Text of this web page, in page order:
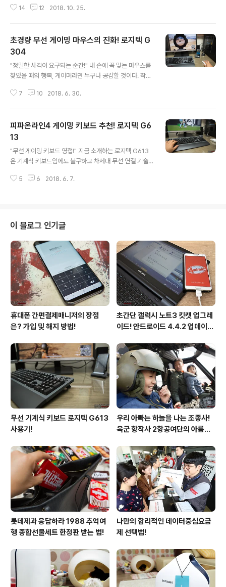
지 교체형 전자담배 브랜드 픽스(PHIX)이다. "스타일리쉬
통해 만날 수 있는 이색 공간이다. 평일, 주말을 가리지 않
조성되어 있는 스타에비뉴를 들어서면 롯데면세점 스타 모
델의 반가운 영상이 쉴 새 없이 재생된다. 특히 스타의 핸드
프린팅 조형물에 손을 대면 해당 스타의 영상이 자동 재생
되는 하이파이브 체험 공간의 인기가 대단하다. "좋아하는
스타와 교감하라!" BTS, EXO 등 K-POP 대표 스타들의
핸드프린팅은 내국인, 외국인을 가리지 않고 카메라를 꺼
14 12 2018. 10. 25.
초경량 무선 게이밍 마우스의 진화! 로지텍 G
304
"정밀한 사격이 요구되는 순간!" 내 손에 꼭 맞는 마우스를
찾았을 때의 행복, 게이머라면 누구나 공감할 것이다. 작년
있었다. 가볍고 손에 꽉 감치는 그립감과 군더더기 없는 디
로지텍 G304가 더 큰 행복감을 선사해준다. 출시와 동시
에 엄청난 인기를 보이고 있는 로지텍 G304는 로지텍 G
PRO와 동일한 디자인에 무선 지원과 차세대 HERO 센서
를 탑재해 한 단계 더 진화한 모델이다. 그럼 불구하고 가격
은 더 착해졌으니 사실상 인기는 따논 당상이다. "심플하지
만 강력한 게이밍 마우스!" 개인적으로 버튼이 많은 게이밍
7 10 2018. 6. 30.
피파온라인4 게이밍 키보드 추천! 로지텍 G6
13
"무선 게이밍 키보드 영접!" 지금 소개하는 로지텍 G613
은 기계식 키보드임에도 불구하고 차세대 무선 연결 기술
제공해 준다. 나아가 블루투스 연결까지 지원해 다양한 디
보도록 하겠다. "좌측에 위치한 6개의 G키!" 일반적인 키
보드와 달리 로지텍 G613은 좌측에 프로그래밍이 가능한
6개의 G키가 자리하고 있다. 로지텍 게임 소프트웨어를 통
해 각 게임별 매크로를 설정할 수 있는데 생각보다 엄청 유
용하다. 예를 들어 배틀그라운드의 경우 지도 보기나 영점
조절키를 G키로 설정할 수 있..
5 6 2018. 6. 7.
이 블로그 인기글
휴대폰 간편결제매니저의 장점
은? 가입 및 해지 방법!
초간단 갤럭시 노트3 킷캣 업그레
이드! 안드로이드 4.4.2 업데이트
무선 기계식 키보드 로지텍 G613
사용기!
우리 아빠는 하늘을 나는 조종사!
육군 항작사 2항공여단의 아름다
롯데제과 응답하라 1988 추억여
행 종합선물세트 한정판 받는 법!
나만의 합리적인 데이터중심요금
제 선택법!